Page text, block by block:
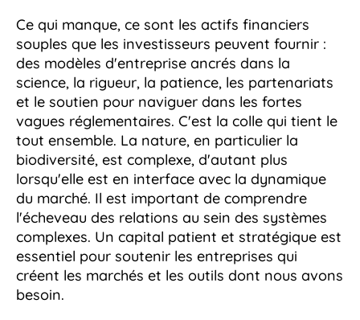
Ce qui manque, ce sont les actifs financiers
souples que les investisseurs peuvent fournir :
des modèles d'entreprise ancrés dans la
science, la rigueur, la patience, les partenariats
et le soutien pour naviguer dans les fortes
vagues réglementaires. C'est la colle qui tient le
tout ensemble. La nature, en particulier la
biodiversité, est complexe, d'autant plus
lorsqu'elle est en interface avec la dynamique
du marché. Il est important de comprendre
l'écheveau des relations au sein des systèmes
complexes. Un capital patient et stratégique est
essentiel pour soutenir les entreprises qui
créent les marchés et les outils dont nous avons
besoin.